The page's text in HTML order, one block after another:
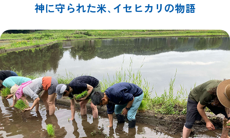
神に守られた米､イセヒカリの物語